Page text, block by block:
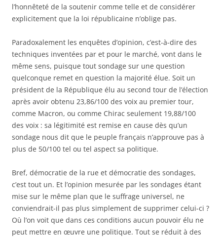
l’honnêteté de la soutenir comme telle et de considérer
explicitement que la loi républicaine n’oblige pas.
Paradoxalement les enquêtes d’opinion, c’est-à-dire des
techniques inventées par et pour le marché, vont dans le
même sens, puisque tout sondage sur une question
quelconque remet en question la majorité élue. Soit un
président de la République élu au second tour de l’élection
après avoir obtenu 23,86/100 des voix au premier tour,
comme Macron, ou comme Chirac seulement 19,88/100
des voix : sa légitimité est remise en cause dès qu’un
sondage nous dit que le peuple français n’approuve pas à
plus de 50/100 tel ou tel aspect sa politique.
Bref, démocratie de la rue et démocratie des sondages,
c’est tout un. Et l’opinion mesurée par les sondages étant
mise sur le même plan que le suffrage universel, ne
conviendrait-il pas plus simplement de supprimer celui-ci ?
Où l’on voit que dans ces conditions aucun pouvoir élu ne
peut mettre en œuvre une politique. Tout se réduit à des